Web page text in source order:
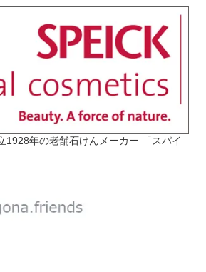
1928年の老舗石けんメーカー 「スパイ